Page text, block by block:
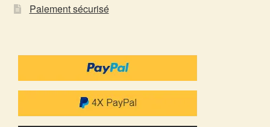
Paiement sécurisé